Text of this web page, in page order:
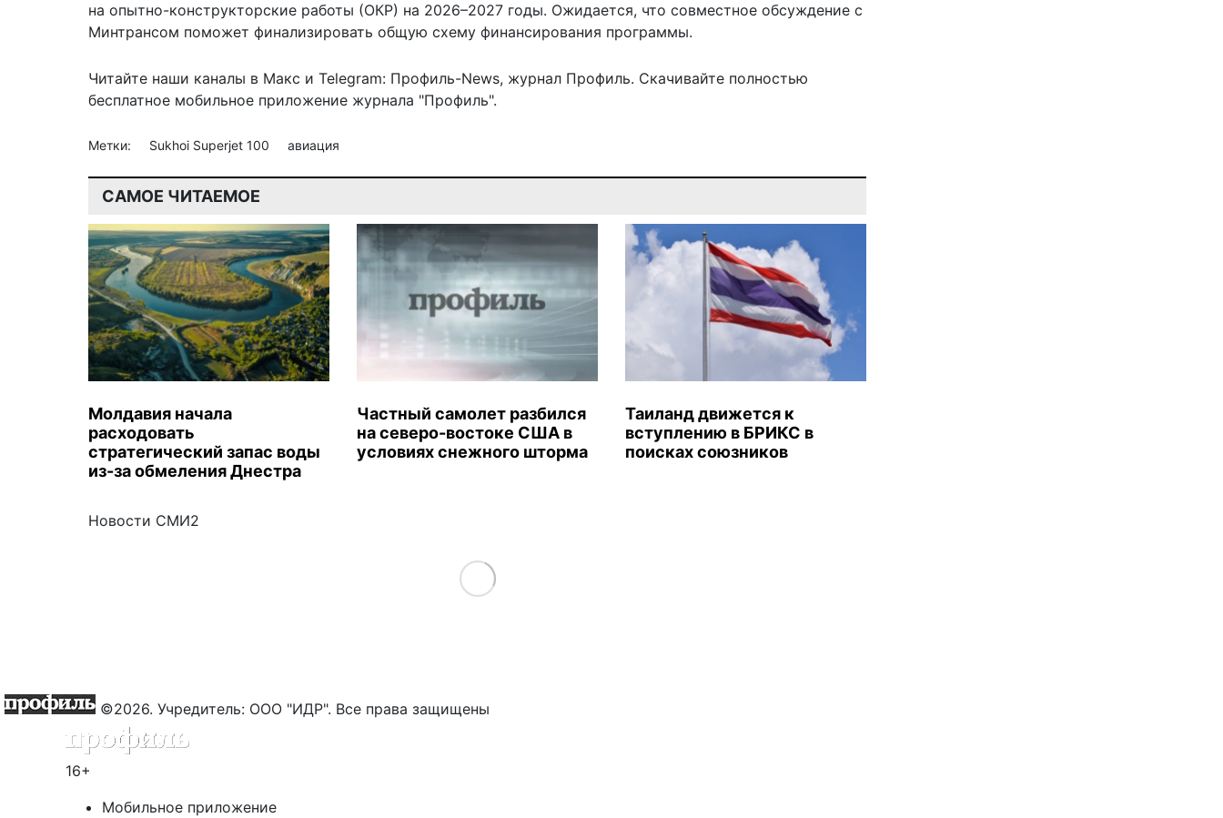
на опытно-конструкторские работы (ОКР) на 2026–2027 годы. Ожидается, что совместное обсуждение с
Минтрансом поможет финализировать общую схему финансирования программы.
Читайте наши каналы в Макс и Telegram: Профиль-News, журнал Профиль. Скачивайте полностью
бесплатное мобильное приложение журнала "Профиль".
Метки: Sukhoi Superjet 100 авиация
САМОЕ ЧИТАЕМОЕ
Молдавия начала
расходовать
стратегический запас воды
из-за обмеления Днестра
Частный самолет разбился
на северо-востоке США в
условиях снежного шторма
Таиланд движется к
вступлению в БРИКС в
поисках союзников
Новости СМИ2
Load More
©2026. Учредитель: ООО "ИДР". Все права защищены
16+
Мобильное приложение